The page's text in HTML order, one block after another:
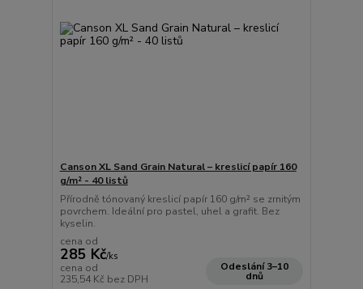
Canson XL Sand Grain Natural – kreslicí papír 160
g/m² - 40 listů
Přírodně tónovaný kreslicí papír 160 g/m² se zrnitým
povrchem. Ideální pro pastel, uhel a grafit. Bez
kyselin.
cena od
285 Kč/ks
cena od
235,54 Kč bez DPH
Odeslání 3–10
dnů